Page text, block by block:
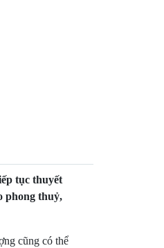
tục thuyết
phong thuỷ,
cũng có thể